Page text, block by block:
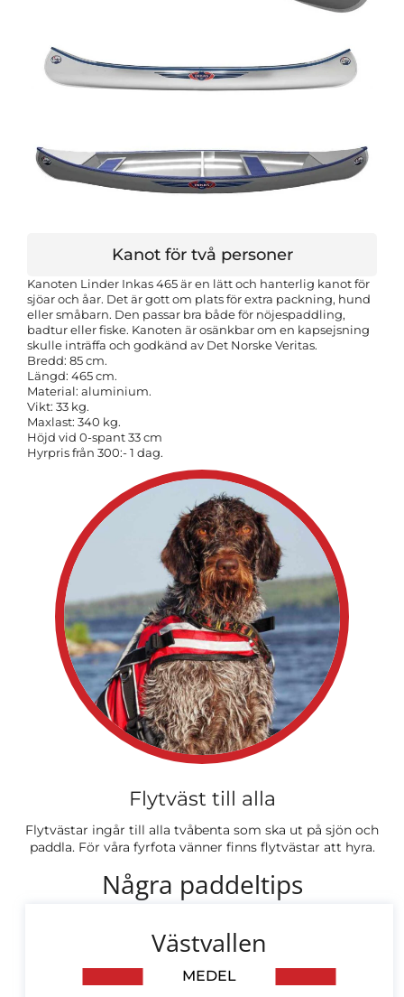
Kanot för två personer
Kanoten Linder Inkas 465 är en lätt och hanterlig kanot för
sjöar och åar. Det är gott om plats för extra pack­ning, hund
eller småbarn. Den passar bra både för nöjespaddling,
badtur eller fiske. Kanoten är osänk­bar om en kapsejsning
skulle inträffa och godkänd av Det Norske Veritas.
Bredd: 85 cm.
Längd: 465 cm.
Material: aluminium.
Vikt: 33 kg.
Maxlast: 340 kg.
Höjd vid 0-spant 33 cm
Hyrpris från 300:- 1 dag.
Flytväst till alla
Flytvästar ingår till alla tvåbenta som ska ut på sjön och
paddla. För våra fyrfota vänner finns flytvästar att hyra.
Några paddeltips
Västvallen
MEDEL